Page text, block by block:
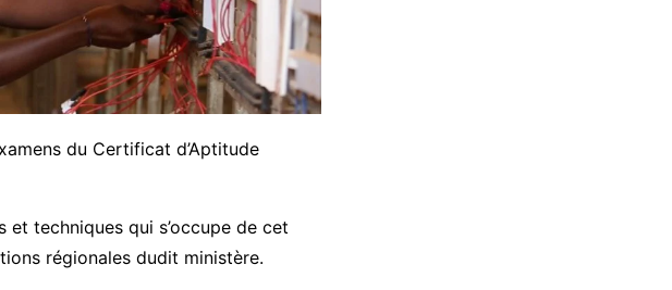
du Certificat d’Aptitude
et techniques qui s’occupe de cet
régionales dudit ministère.